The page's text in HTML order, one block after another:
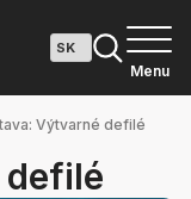
Menu
Výtvarné defilé